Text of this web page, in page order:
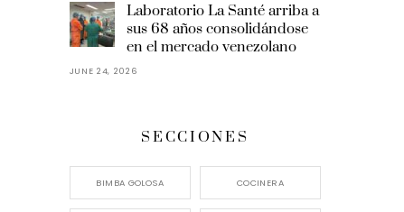
Laboratorio La Santé arriba a
sus 68 años consolidándose
en el mercado venezolano
JUNE 24, 2026
SECCIONES
BIMBA GOLOSA COCINERA